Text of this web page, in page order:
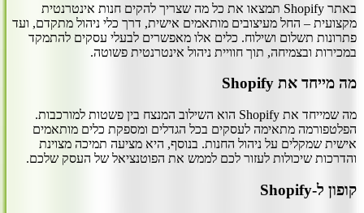
באתר Shopify תמצאו את כל מה שצריך להקים חנות אינטרנטית
מקצועית – החל מעיצובים מותאמים אישית, דרך כלי ניהול מתקדם, ועד
פתרונות תשלום ושילוח. כלים אלו מאפשרים לבעלי עסקים להתמקד
במכירות ובצמיחה, תוך חוויית ניהול אינטרנטית פשוטה.
מה מייחד את Shopify
מה שמייחד את Shopify הוא השילוב המנצח בין פשטות למורכבות.
הפלטפורמה מתאימה לעסקים בכל הגדלים ומספקת כלים מותאמים
אישית שמקלים על ניהול החנות. בנוסף, היא מציעה תמיכה מצוינת
והדרכות שיכולות לעזור לכם לממש את הפוטנציאל של העסק שלכם.
קופון ל-Shopify